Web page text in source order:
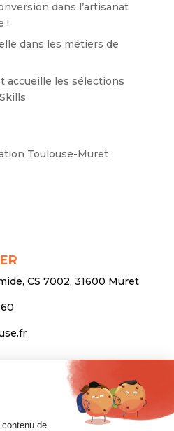
dans l’artisanat
!
dans les métiers de
accueille les sélections
Toulouse-Muret
CS 7002, 31600 Muret
personnelles